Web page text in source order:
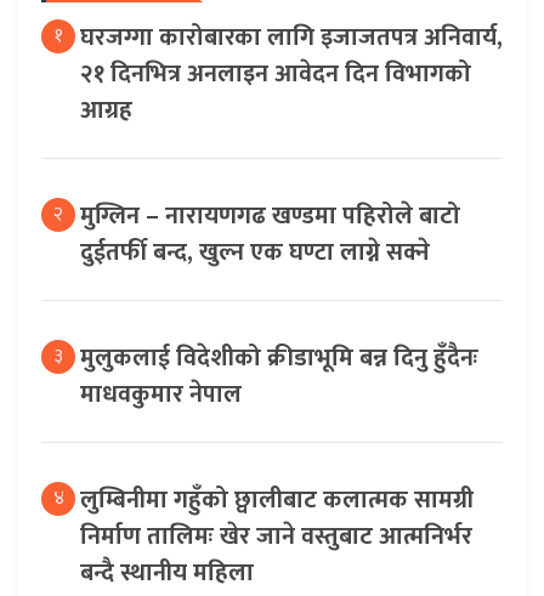
१ घरजग्गा कारोबारका लागि इजाजतपत्र अनिवार्य,
२१ दिनभित्र अनलाइन आवेदन दिन विभागको
आग्रह
२ मुग्लिन – नारायणगढ खण्डमा पहिरोले बाटो
दुईतर्फी बन्द, खुल्न एक घण्टा लाग्ने सक्ने
३ मुलुकलाई विदेशीको क्रीडाभूमि बन्न दिनु हुँदैनः
माधवकुमार नेपाल
४ लुम्बिनीमा गहुँको छ्वालीबाट कलात्मक सामग्री
निर्माण तालिमः खेर जाने वस्तुबाट आत्मनिर्भर
बन्दै स्थानीय महिला